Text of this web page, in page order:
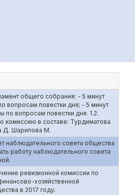
общего собрания: - 5 минут
вопросам повестки дня; - 5 минут
по вопросам повестки дня. 1.2.
комиссию в составе: Турдиматова
Д. Шарипова М.
наблюдательного совета общества
работу наблюдательного совета
ревизионной комиссии по
хозяйственной
в 2017 году.